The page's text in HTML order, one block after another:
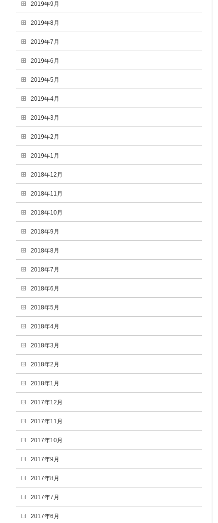
2019年9月
2019年8月
2019年7月
2019年6月
2019年5月
2019年4月
2019年3月
2019年2月
2019年1月
2018年12月
2018年11月
2018年10月
2018年9月
2018年8月
2018年7月
2018年6月
2018年5月
2018年4月
2018年3月
2018年2月
2018年1月
2017年12月
2017年11月
2017年10月
2017年9月
2017年8月
2017年7月
2017年6月